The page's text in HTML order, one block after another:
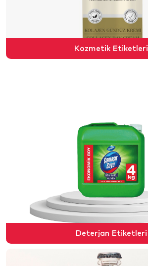
Kozmetik Etiketleri
Deterjan Etiketleri